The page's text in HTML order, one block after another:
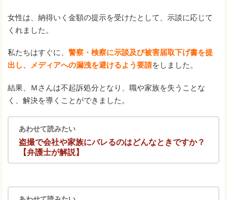
女性は、納得いく金額の提示を受けたとして、示談に応じて
くれました。
私たちはすぐに、 警察・検察に示談及び被害届取下げ書を提
出し、メディアへの漏洩を避けるよう要請をしました。
結果、Ｍさんは不起訴処分となり、職や家族を失うことな
く、解決を導くことができました。
あわせて読みたい
盗撮で会社や家族にバレるのはどんなときですか？
【弁護士が解説】